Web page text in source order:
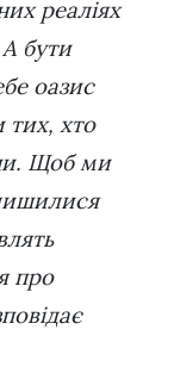
бути
оазис
тих, хто
Щоб ми
про